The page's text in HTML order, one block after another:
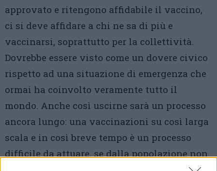
approvato e ritengono affidabile il vaccino,
ci si deve affidare a chi ne sa di più e
vaccinarsi, soprattutto per la collettività.
Dovrebbe essere visto come un dovere civico
rispetto ad una situazione di emergenza che
ormai ha coinvolto veramente tutto il
mondo. Anche così uscirne sarà un processo
ancora lungo: una vaccinazioni su così larga
scala e in così breve tempo è un processo
difficile da attuare, se dalla popolazione non